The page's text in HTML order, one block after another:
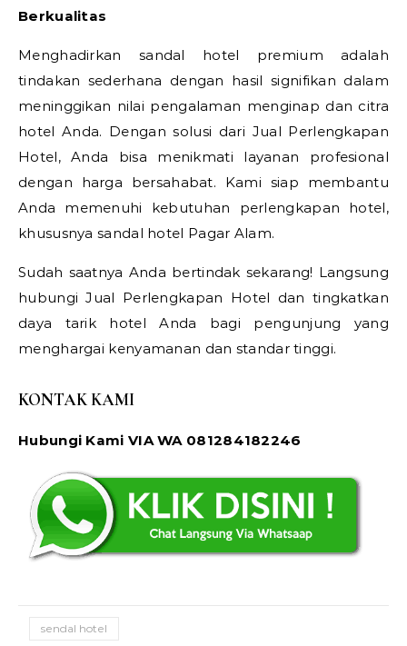
Berkualitas
Menghadirkan sandal hotel premium adalah
tindakan sederhana dengan hasil signifikan dalam
meninggikan nilai pengalaman menginap dan citra
hotel Anda. Dengan solusi dari Jual Perlengkapan
Hotel, Anda bisa menikmati layanan profesional
dengan harga bersahabat. Kami siap membantu
Anda memenuhi kebutuhan perlengkapan hotel,
khususnya sandal hotel Pagar Alam.
Sudah saatnya Anda bertindak sekarang! Langsung
hubungi Jual Perlengkapan Hotel dan tingkatkan
daya tarik hotel Anda bagi pengunjung yang
menghargai kenyamanan dan standar tinggi.
KONTAK KAMI
Hubungi Kami VIA WA 081284182246
sendal hotel